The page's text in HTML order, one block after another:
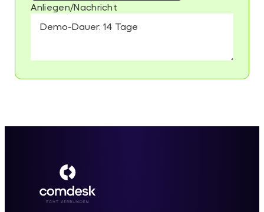
Anliegen/Nachricht